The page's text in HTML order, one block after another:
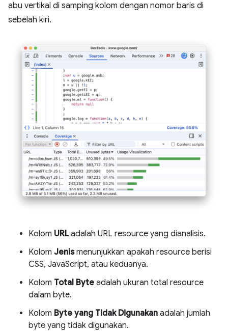
abu vertikal di samping kolom dengan nomor baris di
sebelah kiri.
Kolom URLadalah URL resource yang dianalisis.
Kolom Jenismenunjukkan apakah resource berisi
CSS, JavaScript, atau keduanya.
Kolom Total Byte adalah ukuran total resource
dalam byte.
Kolom Byte yang Tidak Digunakan adalah jumlah
byte yang tidak digunakan.